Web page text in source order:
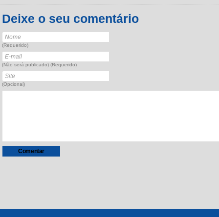
Deixe o seu comentário
(Requerido)
(Não será publicado) (Requerido)
(Opcional)